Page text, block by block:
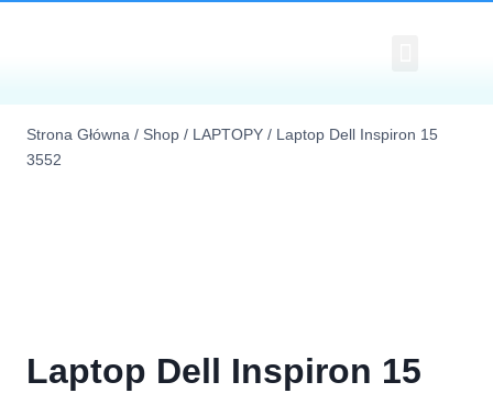
Strona Główna / Shop / LAPTOPY / Laptop Dell Inspiron 15
3552
Laptop Dell Inspiron 15